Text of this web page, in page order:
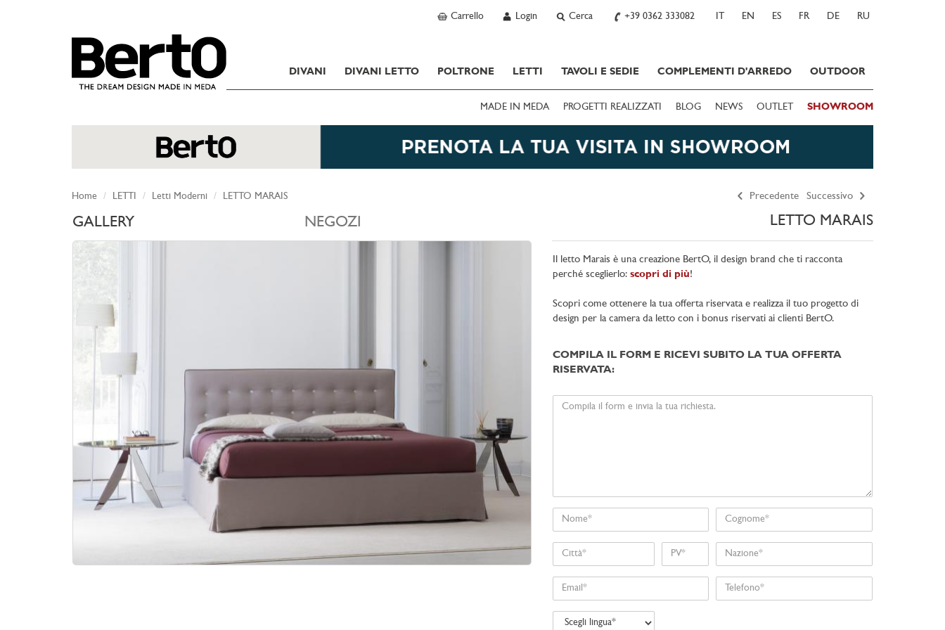
Carrello Login Cerca +39 0362 333082 IT EN ES FR DE RU
DIVANI DIVANI LETTO POLTRONE LETTI TAVOLI E SEDIE COMPLEMENTI D'ARREDO OUTDOOR
MADE IN MEDA PROGETTI REALIZZATI BLOG NEWS OUTLET SHOWROOM
Precedente Successivo
Home LETTI Letti Moderni LETTO MARAIS
LETTO MARAIS
GALLERY NEGOZI
Il letto Marais è una creazione BertO, il design brand che ti racconta
perché sceglierlo: scopri di più!
Scopri come ottenere la tua offerta riservata e realizza il tuo progetto di
design per la camera da letto con i bonus riservati ai clienti BertO.
COMPILA IL FORM E RICEVI SUBITO LA TUA OFFERTA
RISERVATA:
Nome Cognome
Città Nome Nazione
Email Telefono
Scegli